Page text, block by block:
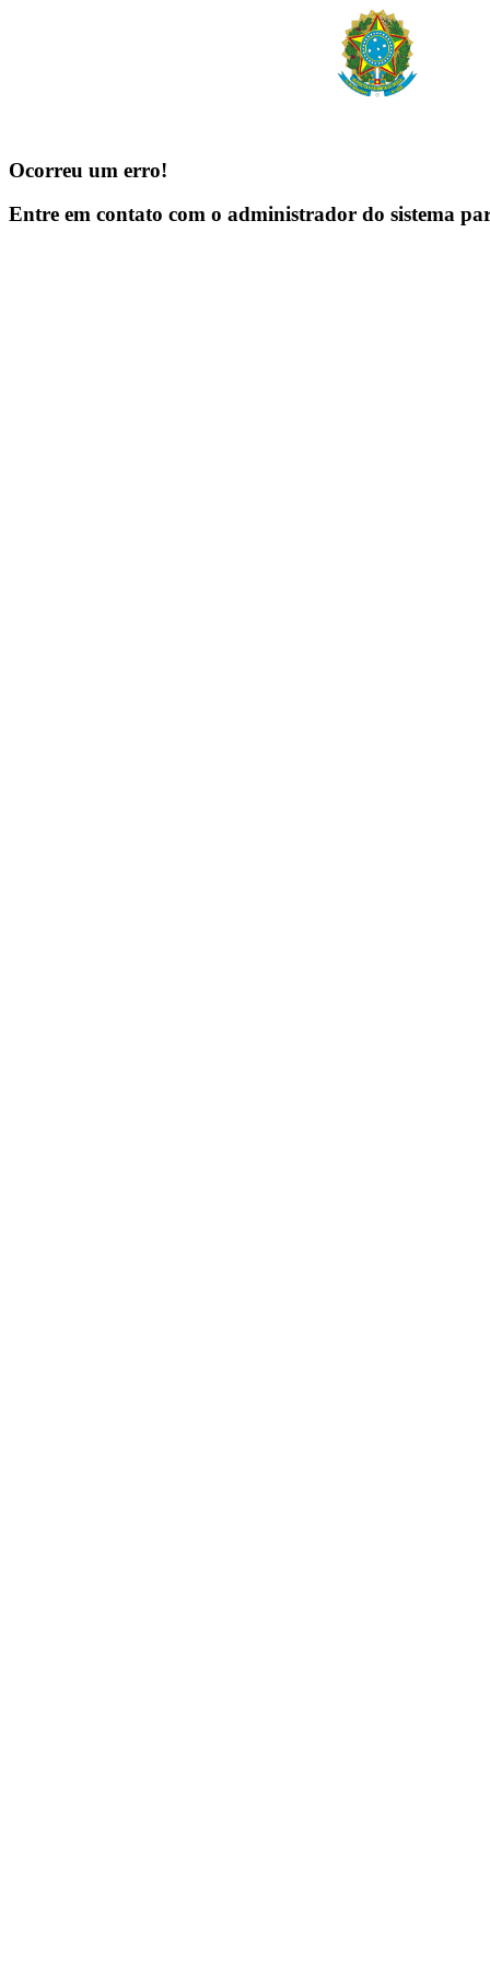
Ocorreu um erro!
Entre em contato com o administrador do sistema